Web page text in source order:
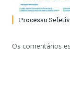
Processo
Os comentários